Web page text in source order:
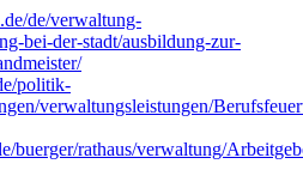
de/verwaltung-
bei-der-stadt/ausbildung-zur-
politik-
verwaltungsleistungen/
buerger/rathaus/verwaltung/